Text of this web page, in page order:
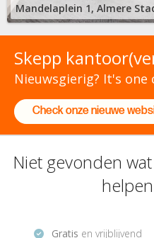
Mandelaplein 1, Almere
Skepp
Nieuwsgierig? It's one
Check onze nieuwe
Niet gevonden
Gratis en vrijblijvend